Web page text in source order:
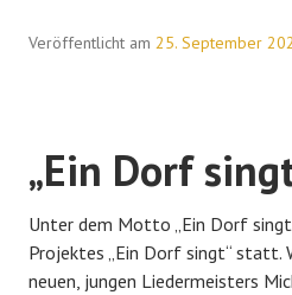
LEIPZIG
Veröffentlicht am 25. September
„Ein Dorf
Unter dem Motto „Ein Dorf
Projektes „Ein Dorf singt“ statt.
neuen, jungen Liedermeisters